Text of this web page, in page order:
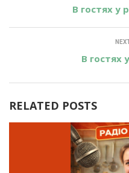
В гостях у
В гостях
RELATED POSTS